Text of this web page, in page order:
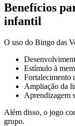
Benefícios
infantil
O uso do Bingo das
Estímulo à
Fortalecimento
Ampliação da
Aprendizagem
Além disso, o jogo
grupo.